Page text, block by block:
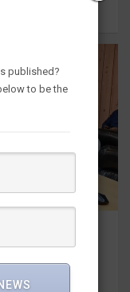
गौलापार के
published?
to be the